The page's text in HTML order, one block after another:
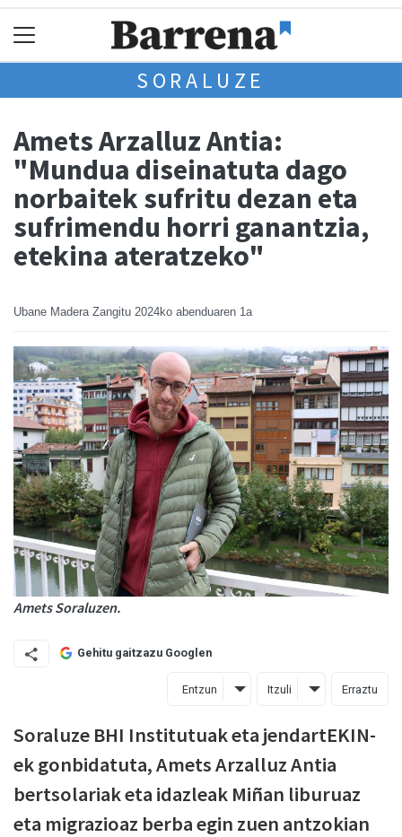
SORALUZE
Amets Arzalluz Antia:
"Mundua diseinatuta dago
norbaitek sufritu dezan eta
sufrimendu horri ganantzia,
etekina ateratzeko"
Ubane Madera Zangitu 2024ko abenduaren 1a
Amets Soraluzen.
Gehitu gaitzazu Googlen
Entzun Itzuli Erraztu
Soraluze BHI Institutuak eta jendartEKIN-
ek gonbidatuta, Amets Arzalluz Antia
bertsolariak eta idazleak Miñan liburuaz
eta migrazioaz berba egin zuen antzokian